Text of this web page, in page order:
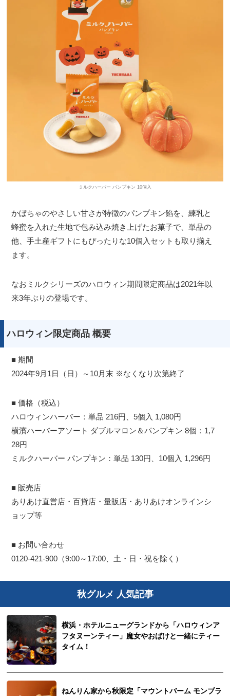
ミルクハーバー パンプキン 10個入
かぼちゃのやさしい甘さが特徴のパンプキン餡を、練乳と
蜂蜜を入れた生地で包み込み焼き上げたお菓子で、単品の
他、手土産ギフトにもぴったりな10個入セットも取り揃え
ます。
なおミルクシリーズのハロウィン期間限定商品は2021年以
来3年ぶりの登場です。
ハロウィン限定商品 概要
■ 期間
2024年9月1日（日）～10月末 ※なくなり次第終了
■ 価格（税込）
ハロウィンハーバー：単品 216円、5個入 1,080円
横濱ハーバーアソート ダブルマロン＆パンプキン 8個：1,7
28円
ミルクハーバー パンプキン：単品 130円、10個入 1,296円
■ 販売店
ありあけ直営店・百貨店・量販店・ありあけオンラインシ
ョップ等
■ お問い合わせ
0120-421-900（9:00～17:00、土・日・祝を除く）
秋グルメ 人気記事
横浜・ホテルニューグランドから「ハロウィンア
フタヌーンティー」魔女やおばけと一緒にティー
タイム！
ねんりん家から秋限定「マウントバーム モンブラ